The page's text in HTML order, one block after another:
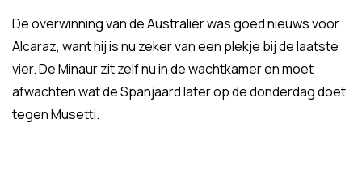
De overwinning van de Australiër was goed nieuws voor
Alcaraz, want hij is nu zeker van een plekje bij de laatste
vier. De Minaur zit zelf nu in de wachtkamer en moet
afwachten wat de Spanjaard later op de donderdag doet
tegen Musetti.